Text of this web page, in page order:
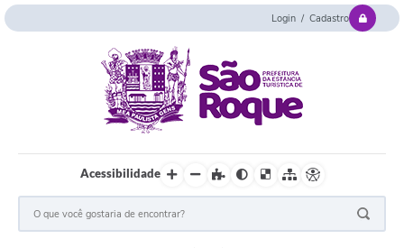
Login / Cadastro
Acessibilidade